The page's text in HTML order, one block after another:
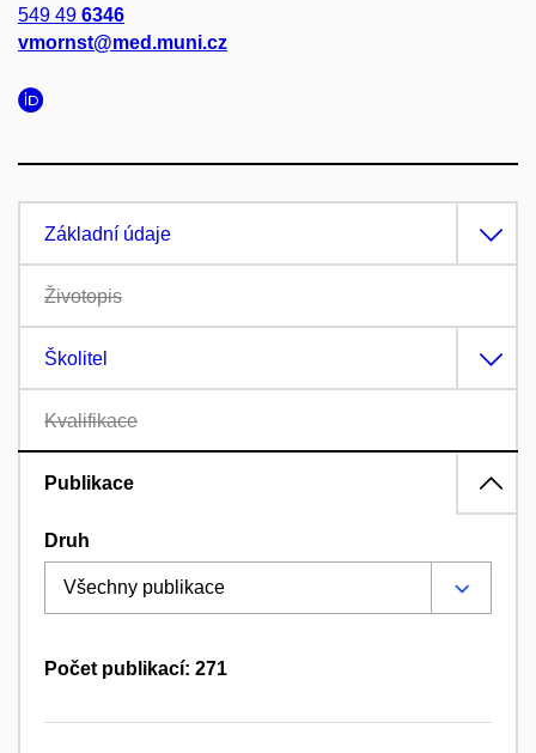
549 49 6346
vmornst@med.muni.cz
Základní údaje
Životopis
Školitel
Kvalifikace
Publikace
Druh
Počet publikací: 271